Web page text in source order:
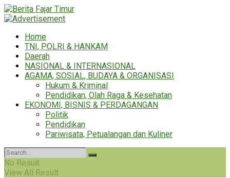
Home
TNI, POLRI & HANKAM
Daerah
NASIONAL & INTERNASIONAL
AGAMA, SOSIAL, BUDAYA & ORGANISASI
Hukum & Kriminal
Pendidikan, Olah Raga & Kesehatan
EKONOMI, BISNIS & PERDAGANGAN
Politik
Pendidikan
Pariwisata, Petualangan dan Kuliner
No Result
View All Result